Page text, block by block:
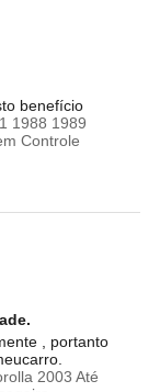
benefício
1988 1989
Controle
, portanto
2003 Até